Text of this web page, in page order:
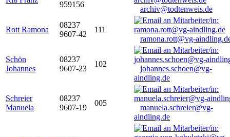
959156
archiv@todtenweis.de
Rott Ramona
08237
9607-42
111
ramona.rott@vg-
Schön
Johannes
08237
9607-23
102
johannes.schoen@vg-
aindling.de
Schreier
Manuela
08237
9607-19
005
manuela.schreier@vg-
aindling.de